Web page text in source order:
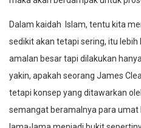
Dalam kaidah Islam, tentu kita
sedikit akan tetapi sering, itu
amalan besar tapi dilakukan
yakin, apakah seorang James
tetapi konsep yang ditawarkan
semangat beramalnya para